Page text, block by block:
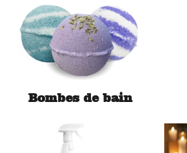
Bombes de bain